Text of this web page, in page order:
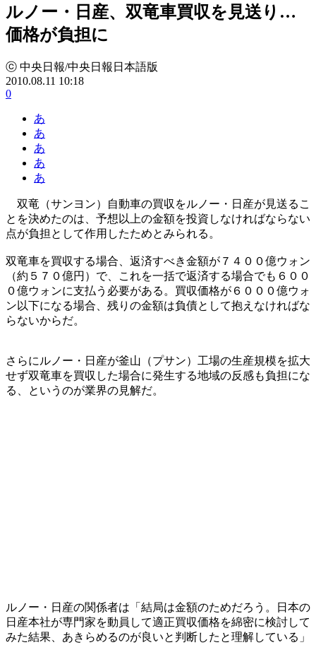
ルノー・日産、双竜車買収を見送り…
価格が負担に
ⓒ 中央日報/中央日報日本語版
2010.08.11 10:18
0
あ
あ
あ
あ
あ
双竜（サンヨン）自動車の買収をルノー・日産が見送るこ
とを決めたのは、予想以上の金額を投資しなければならない
点が負担として作用したためとみられる。
双竜車を買収する場合、返済すべき金額が７４００億ウォン
（約５７０億円）で、これを一括で返済する場合でも６００
０億ウォンに支払う必要がある。買収価格が６０００億ウォ
ン以下になる場合、残りの金額は負債として抱えなければな
らないからだ。
さらにルノー・日産が釜山（プサン）工場の生産規模を拡大
せず双竜車を買収した場合に発生する地域の反感も負担にな
る、というのが業界の見解だ。
ルノー・日産の関係者は「結局は金額のためだろう。日本の
日産本社が専門家を動員して適正買収価格を綿密に検討して
みた結果、あきらめるのが良いと判断したと理解している」